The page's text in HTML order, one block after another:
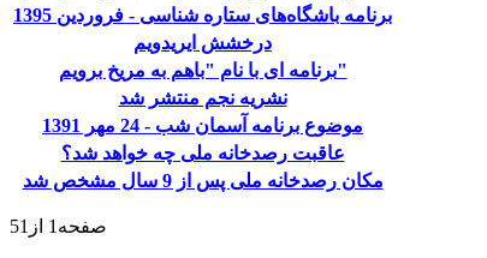
برنامه باشگاه‌های ستاره شناسی - فروردین 1395
درخشش ایریدویم
برنامه ای با نام "باهم به مریخ برویم"
نشریه نجم منتشر شد
موضوع برنامه آسمان شب - 24 مهر 1391
عاقبت رصدخانه ملی چه خواهد شد؟
مکان رصدخانه ملی پس از 9 سال مشخص شد
صفحه1 از51